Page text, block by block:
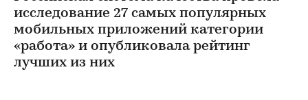
исследование 27 самых популярных
мобильных приложений категории
«работа» и опубликовала рейтинг
лучших из них